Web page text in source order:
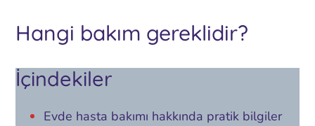
Hangi bakım gereklidir?
İçindekiler
Evde hasta bakımı hakkında pratik bilgiler